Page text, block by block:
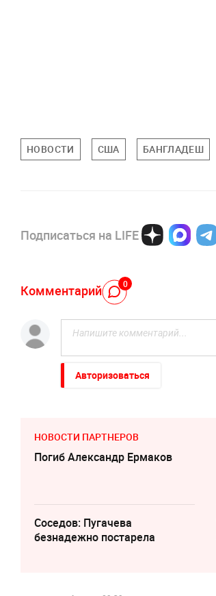
НОВОСТИ США БАНГЛАДЕШ
Подписаться на LIFE
Комментарий 0
Авторизоваться
НОВОСТИ ПАРТНЕРОВ
Погиб Александр Ермаков
Соседов: Пугачева
безнадежно постарела